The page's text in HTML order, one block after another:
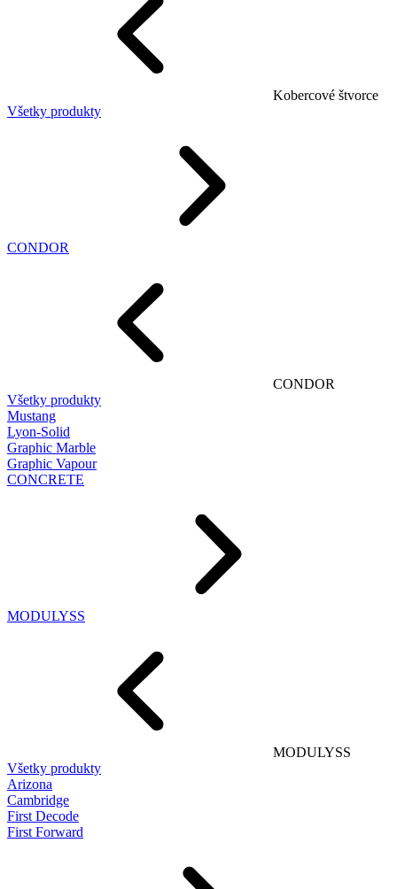
Kobercové štvorce
Všetky produkty
CONDOR
CONDOR
Všetky produkty
Mustang
Lyon-Solid
Graphic Marble
Graphic Vapour
CONCRETE
MODULYSS
MODULYSS
Všetky produkty
Arizona
Cambridge
First Decode
First Forward